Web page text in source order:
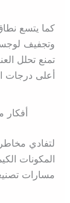
كما يتسع
وتجفيف
تمنع تحلل
أعلى درجات
أفكار
لتفادي
المكونات
مسارات